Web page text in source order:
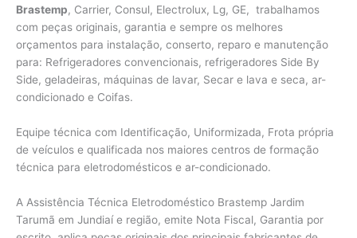
Brastemp, Carrier, Consul, Electrolux, Lg, GE, trabalhamos
com peças originais, garantia e sempre os melhores
orçamentos para instalação, conserto, reparo e manutenção
para: Refrigeradores convencionais, refrigeradores Side By
Side, geladeiras, máquinas de lavar, Secar e lava e seca, ar-
condicionado e Coifas.
Equipe técnica com Identificação, Uniformizada, Frota própria
de veículos e qualificada nos maiores centros de formação
técnica para eletrodomésticos e ar-condicionado.
A Assistência Técnica Eletrodoméstico Brastemp Jardim
Tarumã em Jundiaí e região, emite Nota Fiscal, Garantia por